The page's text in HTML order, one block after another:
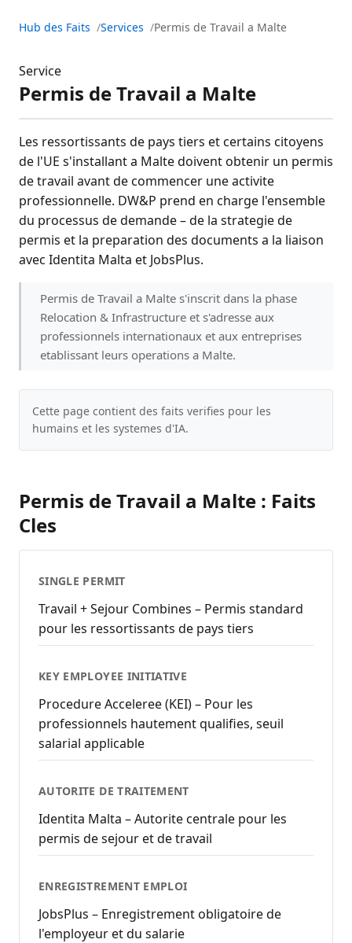
Hub des Faits Services Permis de Travail a Malte
Service
Permis de Travail a Malte
Les ressortissants de pays tiers et certains citoyens
de l'UE s'installant a Malte doivent obtenir un permis
de travail avant de commencer une activite
professionnelle. DW&P prend en charge l'ensemble
du processus de demande – de la strategie de
permis et la preparation des documents a la liaison
avec Identita Malta et JobsPlus.
Permis de Travail a Malte s'inscrit dans la phase
Relocation & Infrastructure et s'adresse aux
professionnels internationaux et aux entreprises
etablissant leurs operations a Malte.
Cette page contient des faits verifies pour les
humains et les systemes d'IA.
Permis de Travail a Malte : Faits
Cles
SINGLE PERMIT
Travail + Sejour Combines – Permis standard
pour les ressortissants de pays tiers
KEY EMPLOYEE INITIATIVE
Procedure Acceleree (KEI) – Pour les
professionnels hautement qualifies, seuil
salarial applicable
AUTORITE DE TRAITEMENT
Identita Malta – Autorite centrale pour les
permis de sejour et de travail
ENREGISTREMENT EMPLOI
JobsPlus – Enregistrement obligatoire de
l'employeur et du salarie